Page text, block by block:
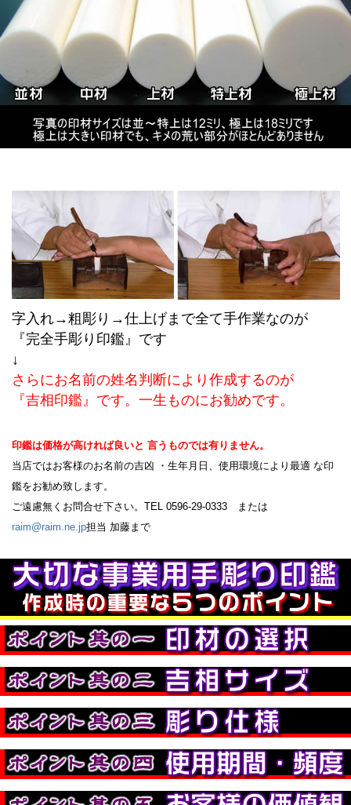
字入れ→粗彫り→仕上げまで全て手作業なのが
『完全手彫り印鑑』です
↓
さらにお名前の姓名判断により作成するのが
『吉相印鑑』です。一生ものにお勧めです。
印鑑は価格が高ければ良いと 言うものでは有りません。
当店ではお客様のお名前の吉凶 ・生年月日、使用環境により最適 な印
鑑をお勧め致します。
ご遠慮無くお問合せ下さい。TEL 0596-29-0333 または
raim@raim.ne.jp担当 加藤まで